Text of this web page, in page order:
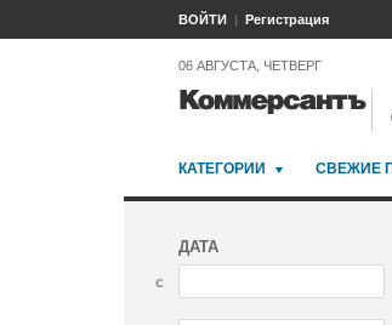
ВОЙТИ Регистрация
06 АВГУСТА, ЧЕТВЕРГ
КАТЕГОРИИ СВЕЖИЕ
ДАТА
с